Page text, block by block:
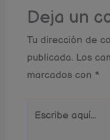
Deja un
Tu dirección de
publicada. Los
marcados con *